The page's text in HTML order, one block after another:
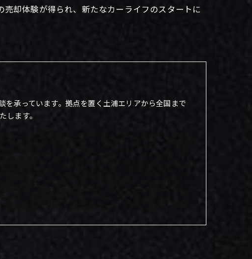
却体験が得られ、新たなカーライフのスタートに
承っています。拠点を置く土浦エリアから全国まで
します。